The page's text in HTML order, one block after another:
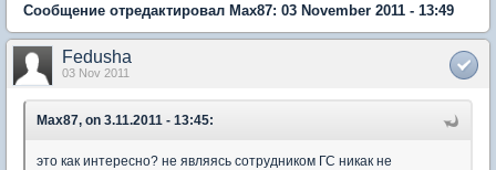
Сообщение отредактировал Max87: 03 November 2011 - 13:49
Fedusha
03 Nov 2011
Max87, on 3.11.2011 - 13:45:
это как интересно? не являясь сотрудником ГС никак не